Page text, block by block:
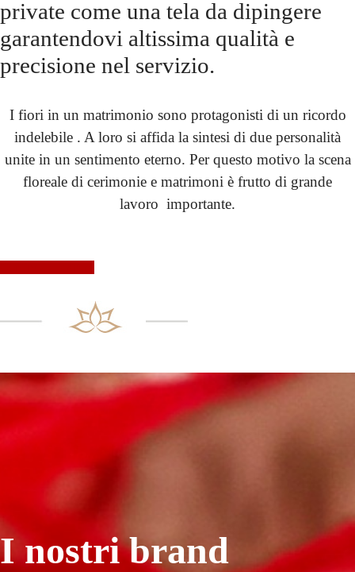
private come una tela da dipingere
garantendovi altissima qualità e
precisione nel servizio.
I fiori in un matrimonio sono protagonisti di un ricordo
indelebile . A loro si affida la sintesi di due personalità
unite in un sentimento eterno. Per questo motivo la scena
floreale di cerimonie e matrimoni è frutto di grande
lavoro importante.
I nostri brand